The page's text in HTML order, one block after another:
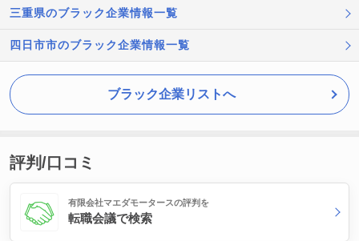
三重県のブラック企業情報一覧
四日市市のブラック企業情報一覧
ブラック企業リストへ
評判/口コミ
有限会社マエダモータースの評判を
転職会議で検索